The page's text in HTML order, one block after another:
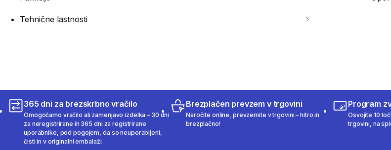
Tehnične lastnosti
365 dni za brezskrbno vračilo
Omogočamo vračilo ali zamenjavo izdelka – 30 dni
za neregistrirane in 365 dni za registrirane
uporabnike, pod pogojem, da so neuporabljeni,
čisti in v originalni embalaži.
Brezplačen prevzem v trgovini
Naročite online, prevzemite v trgovini – hitro in
brezplačno!
Program
Osvojite 10
trgovini, na